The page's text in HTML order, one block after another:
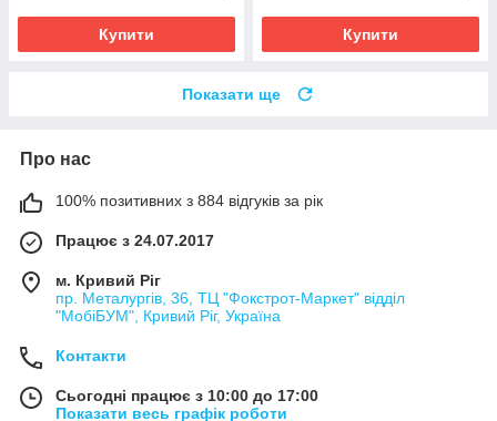
Купити Купити
Показати ще
Про нас
100% позитивних з 884 відгуків за рік
Працює з 24.07.2017
м. Кривий Ріг
пр. Металургів, 36, ТЦ "Фокстрот-Маркет" відділ
"МобіБУМ", Кривий Ріг, Україна
Контакти
Сьогодні працює з 10:00 до 17:00
Показати весь графік роботи